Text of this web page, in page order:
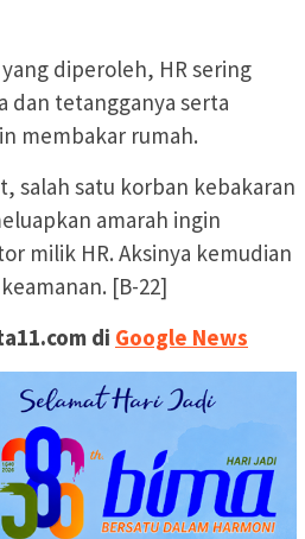
diperoleh, HR sering
dan tetangganya serta
membakar rumah.
salah satu korban kebakaran
amarah ingin
milik HR. Aksinya kemudian
[B-22]
di Google News